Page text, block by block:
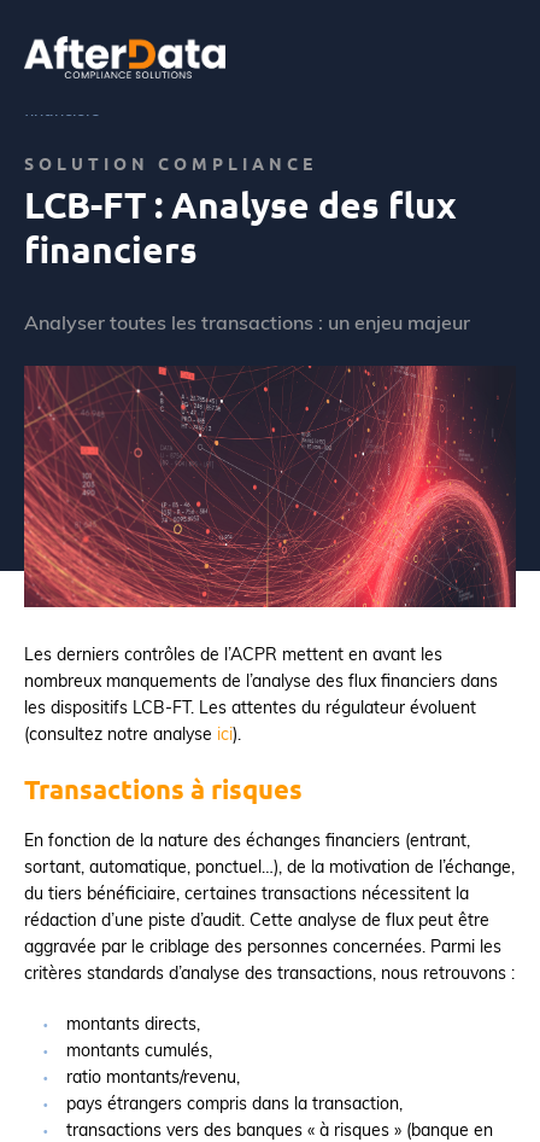
content
financiers
SOLUTION COMPLIANCE
LCB-FT : Analyse des flux
financiers
Analyser toutes les transactions : un enjeu majeur
Les derniers contrôles de l’ACPR mettent en avant les
nombreux manquements de l’analyse des flux financiers dans
les dispositifs LCB-FT. Les attentes du régulateur évoluent
(consultez notre analyse ici).
Transactions à risques
En fonction de la nature des échanges financiers (entrant,
sortant, automatique, ponctuel…), de la motivation de l’échange,
du tiers bénéficiaire, certaines transactions nécessitent la
rédaction d’une piste d’audit. Cette analyse de flux peut être
aggravée par le criblage des personnes concernées. Parmi les
critères standards d’analyse des transactions, nous retrouvons :
montants directs,
montants cumulés,
ratio montants/revenu,
pays étrangers compris dans la transaction,
transactions vers des banques « à risques » (banque en